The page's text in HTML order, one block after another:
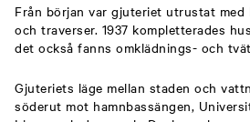
Från början var gjuteriet utrustat
och traverser. 1937 kompletterades
det också fanns omklädnings- och
Gjuteriets läge mellan staden och
söderut mot hamnbassängen,